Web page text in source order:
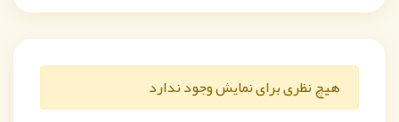
هیچ نظری برای نمایش وجود ندارد